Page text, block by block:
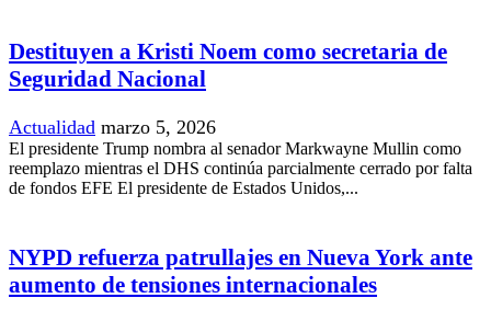
Destituyen a Kristi Noem como secretaria de
Seguridad Nacional
Actualidad marzo 5, 2026
El presidente Trump nombra al senador Markwayne Mullin como
reemplazo mientras el DHS continúa parcialmente cerrado por falta
de fondos EFE El presidente de Estados Unidos,...
NYPD refuerza patrullajes en Nueva York ante
aumento de tensiones internacionales